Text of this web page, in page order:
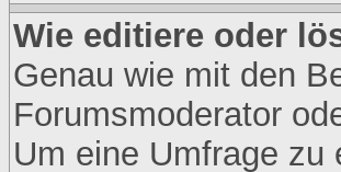
Wie editiere oder
Genau wie mit den
Forumsmoderator
Um eine Umfrage zu